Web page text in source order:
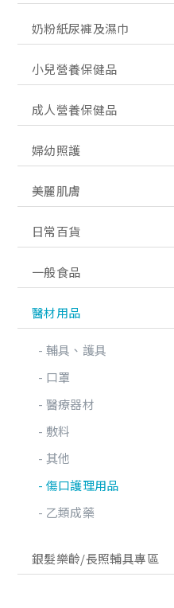
奶粉紙尿褲及濕巾
小兒營養保健品
成人營養保健品
婦幼照護
美麗肌膚
日常百貨
一般食品
醫材用品
輔具、護具
口罩
醫療器材
敷料
其他
傷口護理用品
乙類成藥
銀髮樂齡/長照輔具專區